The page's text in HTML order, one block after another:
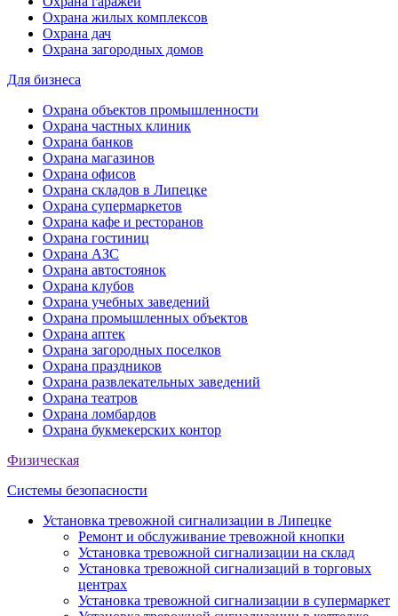
Охрана жилых комплексов
Охрана дач
Охрана загородных домов
Для бизнеса
Охрана объектов промышленности
Охрана частных клиник
Охрана банков
Охрана магазинов
Охрана офисов
Охрана складов в Липецке
Охрана супермаркетов
Охрана кафе и ресторанов
Охрана гостиниц
Охрана АЗС
Охрана автостоянок
Охрана клубов
Охрана учебных заведений
Охрана промышленных объектов
Охрана аптек
Охрана загородных поселков
Охрана праздников
Охрана развлекательных заведений
Охрана театров
Охрана ломбардов
Охрана букмекерских контор
Физическая
Системы безопасности
Установка тревожной сигнализации в Липецке
Ремонт и обслуживание тревожной кнопки
Установка тревожной сигнализации на склад
Установка тревожной сигнализаций в торговых
центрах
Установка тревожной сигнализации в супермаркет